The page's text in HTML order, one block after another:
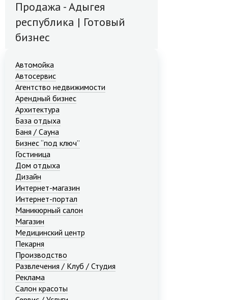
Продажа - Адыгея
республика | Готовый
бизнес
Автомойка
Автосервис
Агентство недвижимости
Арендный бизнес
Архитектура
База отдыха
Баня / Сауна
Бизнес “под ключ”
Гостиница
Дом отдыха
Дизайн
Интернет-магазин
Интернет-портал
Маникюрный салон
Магазин
Медицинский центр
Пекарня
Производство
Развлечения / Клуб / Студия
Реклама
Салон красоты